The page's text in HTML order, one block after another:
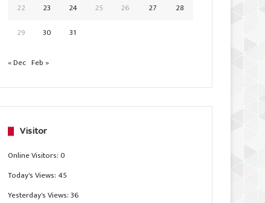
22 23 24 25 26 27
28
29
30 31
« Dec Feb »
Visitor
Online Visitors:0
Today's Views:45
Yesterday's Views:36